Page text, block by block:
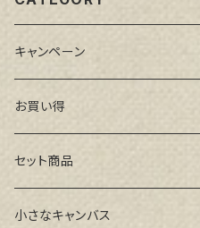
キャンペーン
お買い得
セット商品
小さなキャンバス